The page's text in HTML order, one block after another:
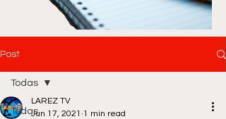
Post
Todas
Todas
LAREZ TV
Jun 17, 2021 1 min read